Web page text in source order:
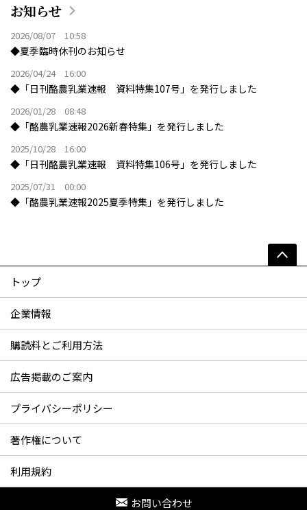
お知らせ
2026/08/07 10:58
◆夏季臨時休刊のお知らせ
2026/04/24 16:00
◆「日刊酪農乳業速報 資料特集107号」を発行しました
2026/01/28 08:48
◆「酪農乳業速報2026新春特集」を発行しました
2025/10/28 16:00
◆「日刊酪農乳業速報 資料特集106号」を発行しました
2025/07/31 00:00
◆「酪農乳業速報2025夏季特集」を発行しました
トップ
企業情報
購読料とご利用方法
広告掲載のご案内
プライバシーポリシー
著作権について
利用規約
お問い合わせ